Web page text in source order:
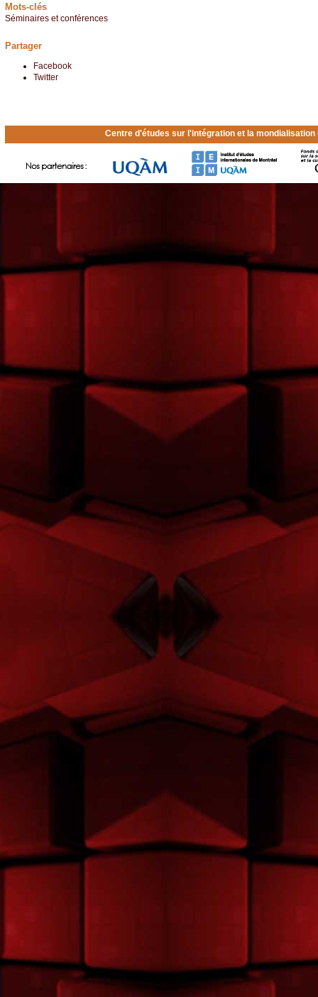
Mots-clés
Séminaires et conférences
Partager
Facebook
Twitter
Centre d'études sur l'intégration et la mondialisation